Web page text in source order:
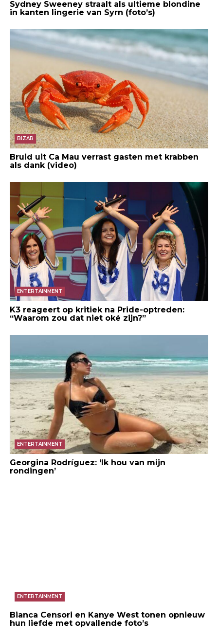
Sydney Sweeney straalt als ultieme blondine
in kanten lingerie van Syrn (foto’s)
BIZAR
Bruid uit Ca Mau verrast gasten met krabben
als dank (video)
ENTERTAINMENT
K3 reageert op kritiek na Pride-optreden:
“Waarom zou dat niet oké zijn?”
ENTERTAINMENT
Georgina Rodríguez: ‘Ik hou van mijn
rondingen’
ENTERTAINMENT
Bianca Censori en Kanye West tonen opnieuw
hun liefde met opvallende foto’s